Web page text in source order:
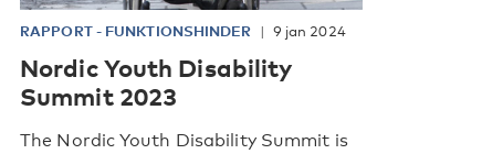
RAPPORT- FUNKTIONSHINDER 9 jan 2024
Nordic Youth Disability
Summit 2023
The Nordic Youth Disability Summit is